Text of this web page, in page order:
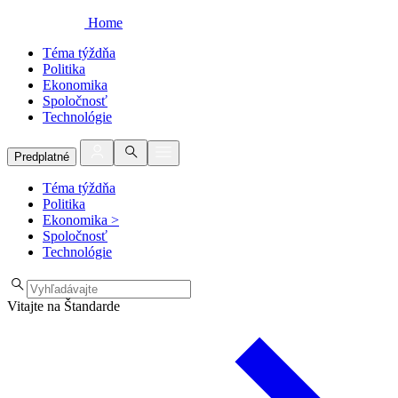
Home
Téma týždňa
Politika
Ekonomika
Spoločnosť
Technológie
Predplatné
Téma týždňa
Politika
Ekonomika >
Spoločnosť
Technológie
Vitajte na Štandarde